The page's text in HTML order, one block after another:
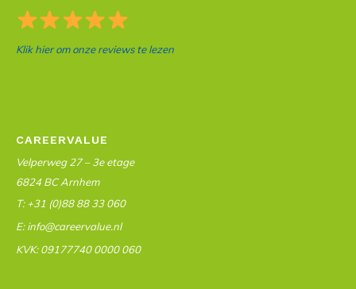
Klik hier om onze reviews te lezen
CAREERVALUE
Velperweg 27 – 3e etage
6824 BC Arnhem
T: +31 (0)88 88 33 060
E: info@careervalue.nl
KVK: 09177740 0000 060